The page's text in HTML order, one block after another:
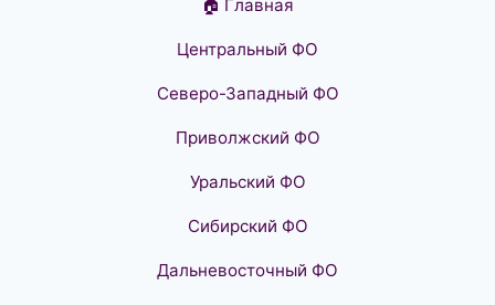
🏠 Главная
Центральный ФО
Северо-Западный ФО
Приволжский ФО
Уральский ФО
Сибирский ФО
Дальневосточный ФО